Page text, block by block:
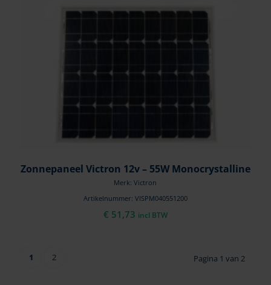
Zonnepaneel Victron 12v – 55W Monocrystalline
Merk: Victron
Artikelnummer: VISPM040551200
€ 51,73 incl BTW
Pagina 1 van 2
1 2